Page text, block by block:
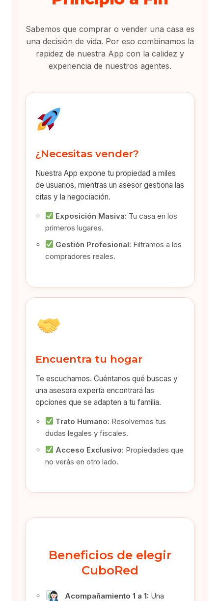
Sabemos que comprar o vender una casa es
una decisión de vida. Por eso combinamos la
rapidez de nuestra App con la calidez y
experiencia de nuestros agentes.
¿Necesitas vender?
Nuestra App expone tu propiedad a miles
de usuarios, mientras un asesor gestiona las
citas y la negociación.
Exposición Masiva: Tu casa en los
primeros lugares.
Gestión Profesional: Filtramos a los
compradores reales.
Encuentra tu hogar
Te escuchamos. Cuéntanos qué buscas y
una asesora experta encontrará las
opciones que se adapten a tu familia.
Trato Humano: Resolvemos tus
dudas legales y fiscales.
Acceso Exclusivo: Propiedades que
no verás en otro lado.
Beneficios de elegir
CuboRed
Acompañamiento 1 a 1: Una